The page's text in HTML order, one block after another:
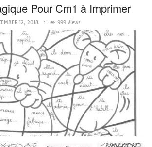
Pour Cm1 à Imprimer
12, 2018 999 Views